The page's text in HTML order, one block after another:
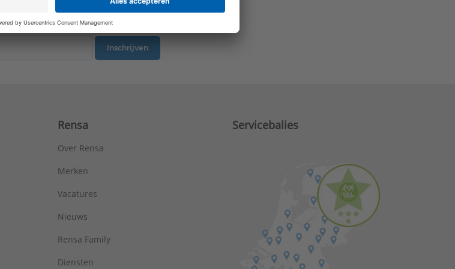
Inschrijven
Rensa
Over Rensa
Merken
Vacatures
Nieuws
Rensa Family
Diensten
Servicebalies